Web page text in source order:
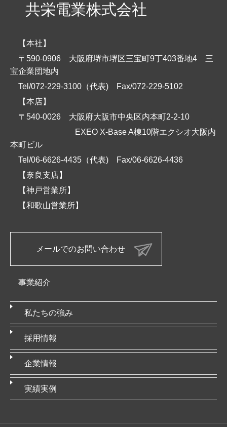
共栄電業株式会社
【本社】
〒590-0906 大阪府堺市堺区三宝町9丁403番地4 三
宝企業団地内
Tel/072-229-3100（代表)
Fax/072-229-5102
【本店】
〒540-0026 大阪府大阪市中央区内本町2-2-10
EXEO X-Base A棟10階エクシオ大阪内
本町ビル
Tel/06-6626-4435（代表)
Fax/06-6626-4436
【奈良支店】
【神戸営業所】
【和歌山営業所】
メールでのお問い合わせ
事業紹介
私たちの強み
採用情報
企業情報
実績実例